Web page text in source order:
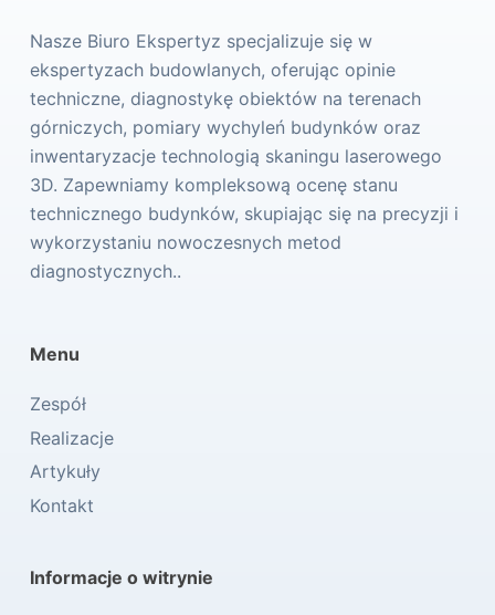
Nasze Biuro Ekspertyz specjalizuje się w
ekspertyzach budowlanych, oferując opinie
techniczne, diagnostykę obiektów na terenach
górniczych, pomiary wychyleń budynków oraz
inwentaryzacje technologią skaningu laserowego
3D. Zapewniamy kompleksową ocenę stanu
technicznego budynków, skupiając się na precyzji i
wykorzystaniu nowoczesnych metod
diagnostycznych..
Menu
Zespół
Realizacje
Artykuły
Kontakt
Informacje o witrynie